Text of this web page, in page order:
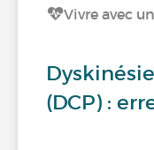
Vivre avec
(DCP) :